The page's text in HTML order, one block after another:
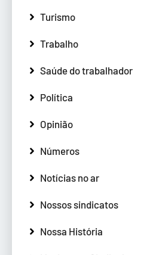
Turismo
Trabalho
Saúde do trabalhador
Política
Opinião
Números
Notícias no ar
Nossos sindicatos
Nossa História